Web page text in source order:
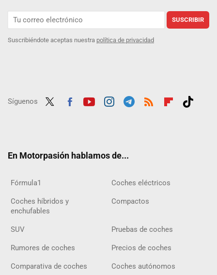
SUSCRIBIR
Suscribiéndote aceptas nuestra política de privacidad
Síguenos
En Motorpasión hablamos de...
Fórmula1 Coches eléctricos
Coches híbridos y
enchufables
Compactos
SUV Pruebas de coches
Rumores de coches Precios de coches
Comparativa de coches Coches autónomos